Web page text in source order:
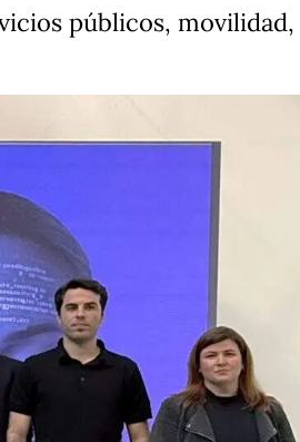
públicos, movilidad,